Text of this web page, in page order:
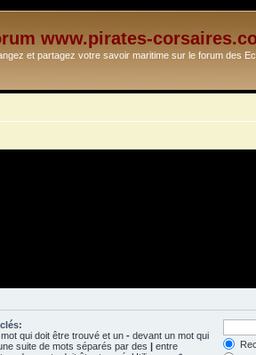
www.pirates-
et partagez votre savoir maritime sur le forum des
qui doit être trouvé et un - devant un mot qui
suite de mots séparés par des | entre